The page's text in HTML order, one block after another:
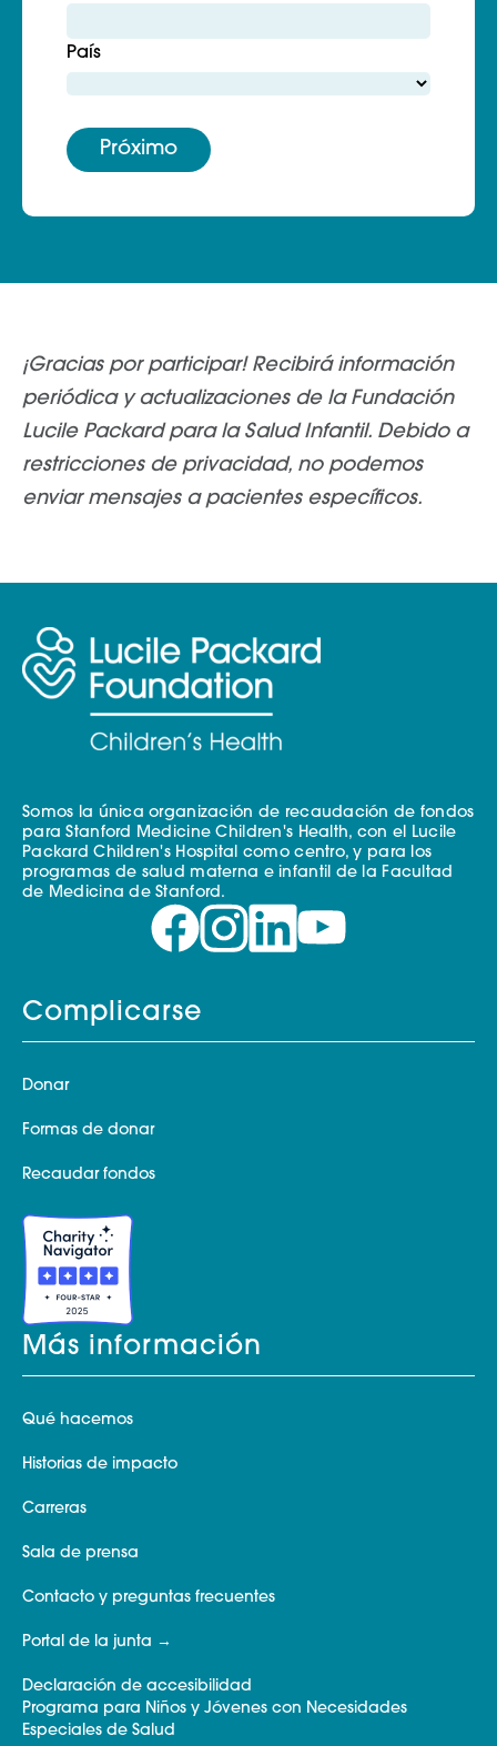
País
¡Gracias por participar! Recibirá información
periódica y actualizaciones de la Fundación
Lucile Packard para la Salud Infantil. Debido a
restricciones de privacidad, no podemos
enviar mensajes a pacientes específicos.
Somos la única organización de recaudación de fondos
para Stanford Medicine Children's Health, con el Lucile
Packard Children's Hospital como centro, y para los
programas de salud materna e infantil de la Facultad
de Medicina de Stanford.
Complicarse
Donar
Formas de donar
Recaudar fondos
Más información
Qué hacemos
Historias de impacto
Carreras
Sala de prensa
Contacto y preguntas frecuentes
Portal de la junta
Declaración de accesibilidad
Programa para Niños y Jóvenes con Necesidades
Especiales de Salud